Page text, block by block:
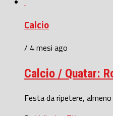
Calcio
/ 4 mesi ago
Calcio / Quatar:
Festa da ripetere,